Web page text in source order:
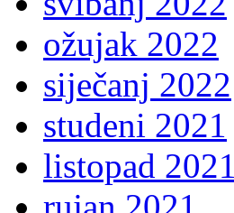
ožujak 2022
siječanj 2022
studeni 2021
listopad 2021